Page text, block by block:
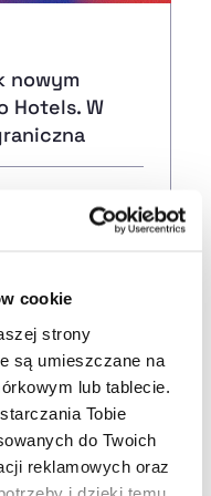
cookie
strony
są umieszczane na
lub tablecie.
Tobie
do Twoich
reklamowych oraz
i dzięki temu
nowym
Hotels. W
z
pracy.
tempa?